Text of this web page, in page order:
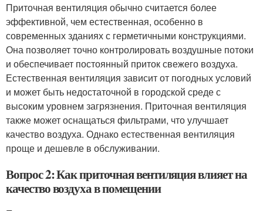
Приточная вентиляция обычно считается более
эффективной, чем естественная, особенно в
современных зданиях с герметичными конструкциями.
Она позволяет точно контролировать воздушные потоки
и обеспечивает постоянный приток свежего воздуха.
Естественная вентиляция зависит от погодных условий
и может быть недостаточной в городской среде с
высоким уровнем загрязнения. Приточная вентиляция
также может оснащаться фильтрами, что улучшает
качество воздуха. Однако естественная вентиляция
проще и дешевле в обслуживании.
Вопрос 2: Как приточная вентиляция влияет на
качество воздуха в помещении